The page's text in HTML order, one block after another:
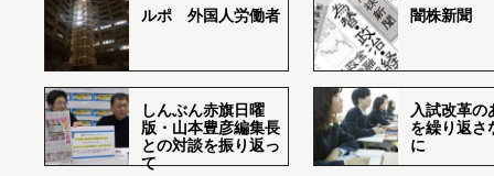
ルポ 外国人労働者 闇株新聞
しんぶん赤旗日曜
版・山本豊彦編集長
との対談を振り返っ
て
入試改革の
を繰り返さ
に